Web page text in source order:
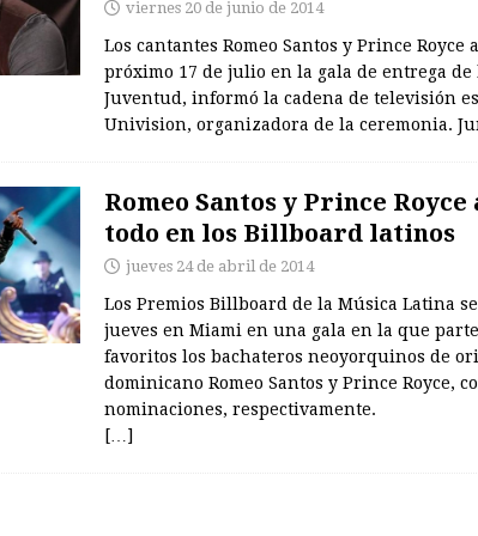
viernes 20 de junio de 2014
Los cantantes Romeo Santos y Prince Royce
próximo 17 de julio en la gala de entrega de
Juventud, informó la cadena de televisión
Univision, organizadora de la ceremonia.
Romeo Santos y Prince
todo en los Billboard latinos
jueves 24 de abril de 2014
Los Premios Billboard de la Música Latina
jueves en Miami en una gala en la que
favoritos los bachateros neoyorquinos de
dominicano Romeo Santos y Prince Royce,
nominaciones, respectivamente.
[…]